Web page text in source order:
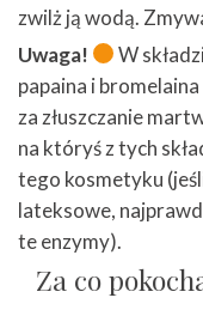
zwilż ją wodą.
Uwaga!
W
papaina i
za złuszczanie
na któryś z tych
tego kosmetyku
lateksowe,
te enzymy).
Za co